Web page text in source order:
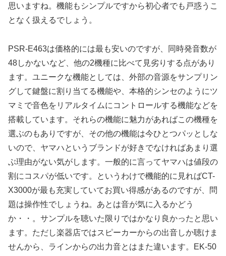
思いますね。機能もシンプルですから初心者でも戸惑うこ
となく扱えるでしょう。
PSR-E463は価格的には最も安いのですが、同時発音数が
48しかないなど、他の2機種に比べて見劣りする点があり
ます。ユニークな機能としては、外部の音源をサンプリン
グして鍵盤に割り当てる機能や、本格的シンセのようにツ
マミで音色をリアルタイムにコントロールする機能などを
搭載しています。それらの機能に魅力があればこの機種を
選ぶのもありですが、その他の機能は今ひとつパッとしな
いので、ヤマハというブランドが好きでなければあまり選
ぶ理由がない気がします。一般的に言ってヤマハは値段の
割にコスパが低いです。というわけで機能的に見ればCT-
X3000が最も充実していてお買い得感があるのですが、問
題は操作性でしょうね。あとは音が気に入るかどう
か・・。サンプルを聴いた限りではかなり良かったと思い
ます。ただし楽器店ではスピーカーからの出音しか聴けま
せんから、ラインからの出力音とはまた違います。EK-50